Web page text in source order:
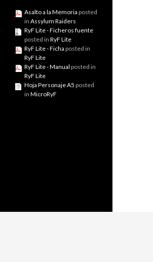
Asalto a la Memoria posted
in Assylum Raiders
RyF Lite - Ficheros fuente
posted in RyF Lite
RyF Lite - Ficha posted in
RyF Lite
RyF Lite - Manual posted in
RyF Lite
Hoja Personaje A5 posted
in MicroRyF